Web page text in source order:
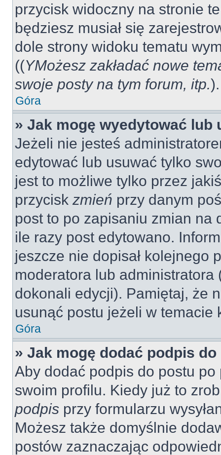
przycisk widoczny na stronie
będziesz musiał się
dole strony widoku tematu
((YMożesz zakładać nowe
swoje posty na tym forum, itp.).
Góra
» Jak mogę wyedytować lub
Jeżeli nie jesteś
edytować lub usuwać tylko
jest to możliwe tylko przez
przycisk zmień przy danym
post to po zapisaniu zmian na
ile razy post edytowano.
jeszcze nie dopisał kolejnego
moderatora lub
dokonali edycji). Pamiętaj, że
usunąć postu jeżeli w temacie
Góra
» Jak mogę dodać podpis
Aby dodać podpis do postu
swoim profilu. Kiedy już to
podpis przy formularzu
Możesz także domyślnie
postów zaznaczając